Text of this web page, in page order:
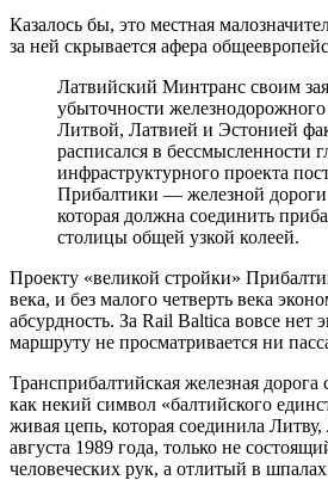
Казалось бы, это местная
за ней скрывается афера
Латвийский Минтранс своим
убыточности
Литвой, Латвией и Эстонией
расписался в бессмысленности
инфраструктурного проекта
Прибалтики — железной
которая должна соединить
столицы общей узкой колеей.
Проекту «великой стройки»
века, и без малого четверть века
абсурдность. За Rail Baltica вовсе нет
маршруту не просматривается ни
Трансприбалтийская железная дорога
как некий символ «балтийского
живая цепь, которая соединила
августа 1989 года, только не
человеческих рук, а отлитый в